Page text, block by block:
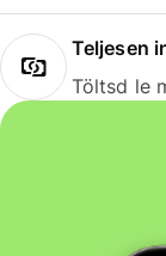
Teljesen
Töltsd le